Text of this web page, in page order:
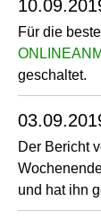
Für die
geschaltet.
Der Bericht
und hat ihn